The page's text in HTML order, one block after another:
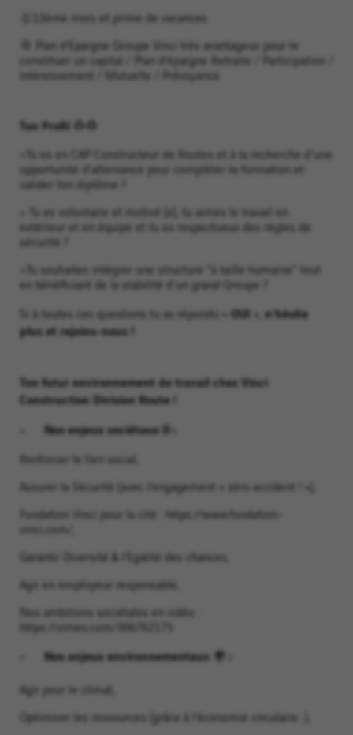
🥇13ème mois et prime de vacances
💢 Plan d’Epargne Groupe Vinci très avantageux pour te
constituer un capital / Plan d’épargne Retraite / Participation /
Intéressement / Mutuelle / Prévoyance
Ton Profil 👷️👷‍️
>Tu es en CAP Constructeur de Routes et à la recherche d'une
opportunité d'alternance pour compléter ta formation et
valider ton diplôme ?
> Tu es volontaire et motivé (e), tu aimes le travail en
extérieur et en équipe et tu es respectueux des règles de
sécurité ?
>Tu souhaites intégrer une structure "à taille humaine" tout
en bénéficiant de la stabilité d'un grand Groupe ?
Si à toutes ces questions tu as répondu « OUI
n’hésite
plus et rejoins-nous !
Ton futur environnement de travail chez Vinci
Construction Division Route !
- Nos enjeux sociétaux 🌐 :
Renforcer le lien social,
Assurer la Sécurité (avec l’engagement « zéro accident ! »),
Fondation Vinci pour la cité : https://www.fondation-
vinci.com/,
Garantir Diversité & l’Egalité des chances,
Agir en employeur responsable,
Nos ambitions sociétales en vidéo :
https://vimeo.com/366762175
- Nos enjeux environnementaux 🌍 :
Agir pour le climat,
Optimiser les ressources (grâce à l’économie circulaire…),